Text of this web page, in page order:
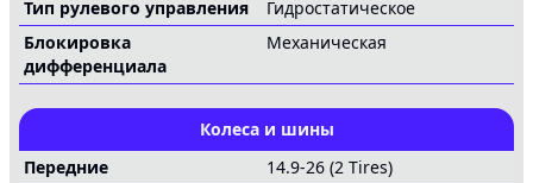
Тип рулевого управления
Гидростатическое
Блокировка
дифференциала
Механическая
Колеса и шины
Передние
14.9-26 (2 Tires)